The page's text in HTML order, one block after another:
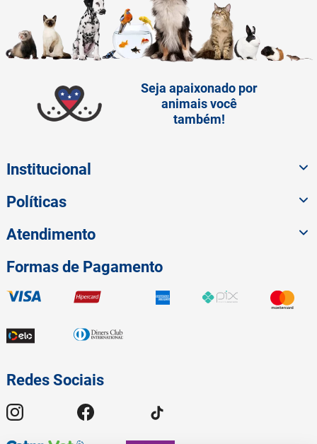
Seja apaixonado por
animais você
também!
Institucional
Políticas
Atendimento
Redes Sociais
Formas de Pagamento